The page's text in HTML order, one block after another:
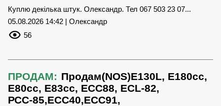
Куплю декілька штук. Олександр. Тел 067 503 23 07...
05.08.2026 14:42 | Олександр
56
ПРОДАМ: Продам(NOS)E130L, Е180сc,
E80cc, E83cc, ECC88, ECL-82,
РСС-85,ЕСС40,ЕСС91,